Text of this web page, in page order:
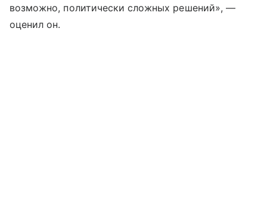
возможно, политически сложных решений», —
оценил он.